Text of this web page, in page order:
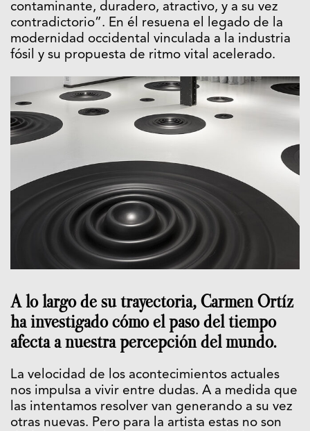
contaminante, duradero, atractivo, y a su vez
contradictorio”. En él resuena el legado de la
modernidad occidental vinculada a la industria
fósil y su propuesta de ritmo vital acelerado.
A lo largo de su trayectoria, Carmen Ortíz
ha investigado cómo el paso del tiempo
afecta a nuestra percepción del mundo.
La velocidad de los acontecimientos actuales
nos impulsa a vivir entre dudas. A a medida que
las intentamos resolver van generando a su vez
otras nuevas. Pero para la artista estas no son